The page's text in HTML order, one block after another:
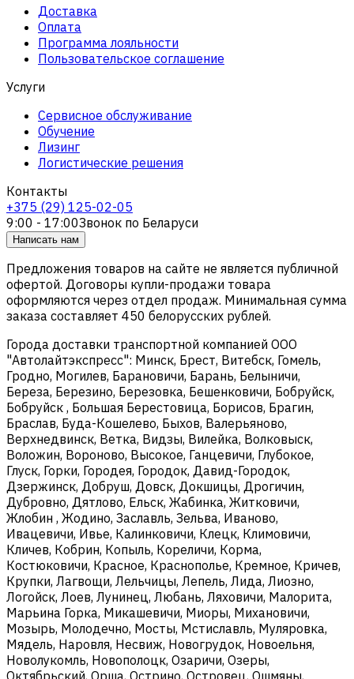
Доставка
Оплата
Программа лояльности
Пользовательское соглашение
Услуги
Сервисное обслуживание
Обучение
Лизинг
Логистические решения
Контакты
+375 (29) 125-02-05
9:00 - 17:00Звонок по Беларуси
Написать нам
Предложения товаров на сайте не является публичной
офертой. Договоры купли-продажи товара
оформляются через отдел продаж. Минимальная сумма
заказа составляет 450 белорусских рублей.
Города доставки транспортной компанией ООО
"Автолайтэкспресс": Минск, Брест, Витебск, Гомель,
Гродно, Могилев, Барановичи, Барань, Белыничи,
Береза, Березино, Березовка, Бешенковичи, Бобруйск,
Бобруйск , Большая Берестовица, Борисов, Брагин,
Браслав, Буда-Кошелево, Быхов, Валерьяново,
Верхнедвинск, Ветка, Видзы, Вилейка, Волковыск,
Воложин, Вороново, Высокое, Ганцевичи, Глубокое,
Глуск, Горки, Городея, Городок, Давид-Городок,
Дзержинск, Добруш, Довск, Докшицы, Дрогичин,
Дубровно, Дятлово, Ельск, Жабинка, Житковичи,
Жлобин , Жодино, Заславль, Зельва, Иваново,
Ивацевичи, Ивье, Калинковичи, Клецк, Климовичи,
Кличев, Кобрин, Копыль, Кореличи, Корма,
Костюковичи, Красное, Краснополье, Кремное, Кричев,
Крупки, Лагвощи, Лельчицы, Лепель, Лида, Лиозно,
Логойск, Лоев, Лунинец, Любань, Ляховичи, Малорита,
Марьина Горка, Микашевичи, Миоры, Михановичи,
Мозырь, Молодечно, Мосты, Мстиславль, Муляровка,
Мядель, Наровля, Несвиж, Новогрудок, Новоельня,
Новолукомль, Новополоцк, Озаричи, Озеры,
Октябрьский, Орша, Острино, Островец, Ошмяны,